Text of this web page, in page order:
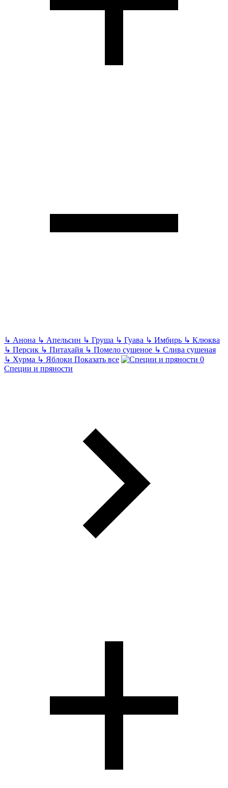
↳ Анона ↳ Апельсин ↳ Груша ↳ Гуава ↳ Имбирь ↳ Клюква
↳ Персик ↳ Питахайя ↳ Помело сушеное ↳ Слива сушеная
↳ Хурма ↳ Яблоки Показать все
Специи и пряности